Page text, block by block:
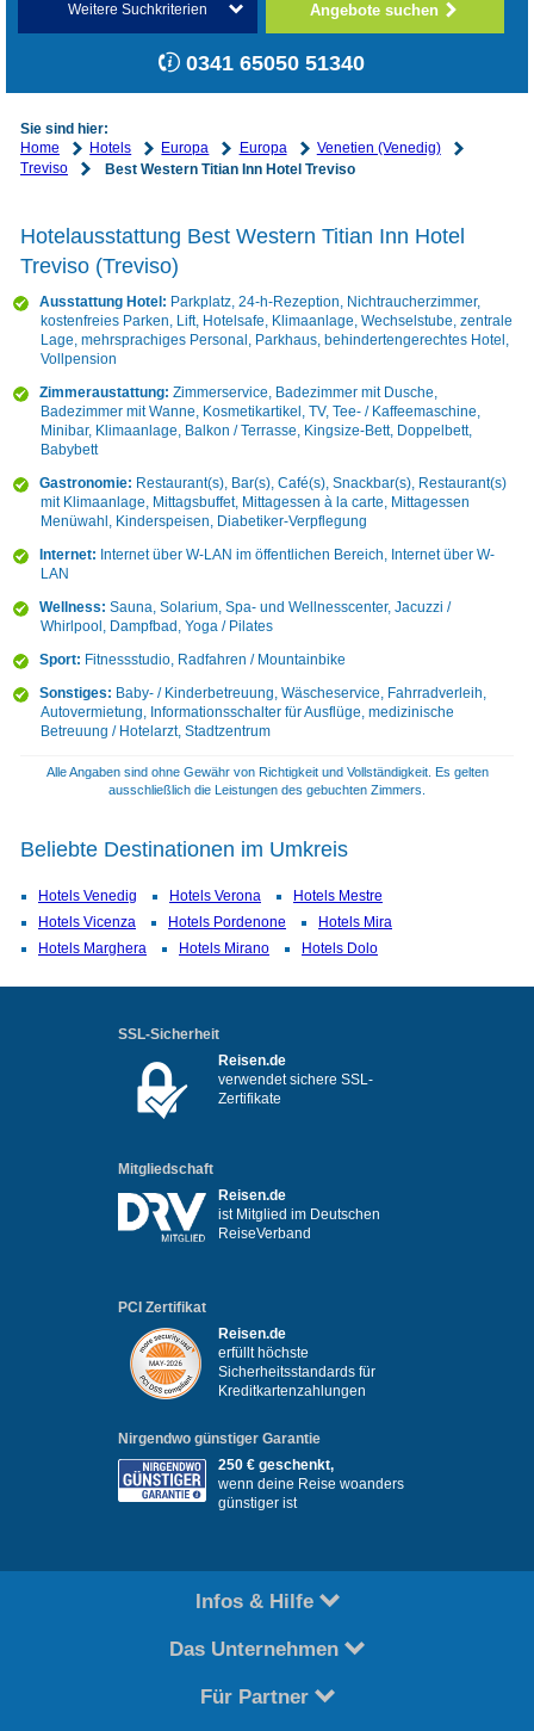
Weitere Suchkriterien Angebote suchen
0341 65050 51340
Sie sind hier:
Home
Hotels Europa Europa
Venetien (Venedig)
Treviso
Best Western Titian Inn Hotel Treviso
Hotelausstattung Best Western Titian Inn Hotel
Treviso (Treviso)
Ausstattung Hotel: Parkplatz, 24-h-Rezeption, Nichtraucherzimmer,
kostenfreies Parken, Lift, Hotelsafe, Klimaanlage, Wechselstube, zentrale
Lage, mehrsprachiges Personal, Parkhaus, behindertengerechtes Hotel,
Vollpension
Zimmeraustattung: Zimmerservice, Badezimmer mit Dusche,
Badezimmer mit Wanne, Kosmetikartikel, TV, Tee- / Kaffeemaschine,
Minibar, Klimaanlage, Balkon / Terrasse, Kingsize-Bett, Doppelbett,
Babybett
Gastronomie: Restaurant(s), Bar(s), Café(s), Snackbar(s), Restaurant(s)
mit Klimaanlage, Mittagsbuffet, Mittagessen à la carte, Mittagessen
Menüwahl, Kinderspeisen, Diabetiker-Verpflegung
Internet: Internet über W-LAN im öffentlichen Bereich, Internet über W-
LAN
Wellness: Sauna, Solarium, Spa- und Wellnesscenter, Jacuzzi /
Whirlpool, Dampfbad, Yoga / Pilates
Sport: Fitnessstudio, Radfahren / Mountainbike
Sonstiges: Baby- / Kinderbetreuung, Wäscheservice, Fahrradverleih,
Autovermietung, Informationsschalter für Ausflüge, medizinische
Betreuung / Hotelarzt, Stadtzentrum
Alle Angaben sind ohne Gewähr von Richtigkeit und Vollständigkeit. Es gelten
ausschließlich die Leistungen des gebuchten Zimmers.
Beliebte Destinationen im Umkreis
Hotels Venedig Hotels Verona
Hotels Mestre
Hotels Vicenza
Hotels Pordenone
Hotels Mira
Hotels Marghera
Hotels Mirano Hotels Dolo
SSL-Sicherheit
Reisen.de
verwendet sichere SSL-
Zertifikate
Mitgliedschaft
Reisen.de
ist Mitglied im Deutschen
ReiseVerband
PCI Zertifikat
Reisen.de
erfüllt höchste
Sicherheitsstandards für
Kreditkartenzahlungen
Nirgendwo günstiger Garantie
250 € geschenkt,
wenn deine Reise woanders
günstiger ist
Infos & Hilfe
Das Unternehmen
Für Partner